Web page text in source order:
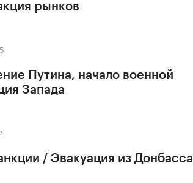
рынков
Путина, начало военной
Запада
/ Эвакуация из Донбасса